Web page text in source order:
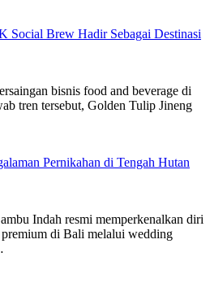
Social Brew Hadir Sebagai Destinasi
bisnis food and beverage di
tren tersebut, Golden Tulip Jineng
Pernikahan di Tengah Hutan
Indah resmi memperkenalkan diri
premium di Bali melalui wedding